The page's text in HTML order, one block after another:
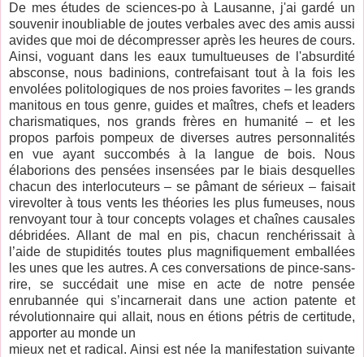
De mes études de sciences-po à Lausanne, j'ai gardé un
souvenir inoubliable de joutes verbales avec des amis aussi
avides que moi de décompresser après les heures de cours.
Ainsi, voguant dans les eaux tumultueuses de l'absurdité
absconse, nous badinions, contrefaisant tout à la fois les
envolées politologiques de nos proies favorites – les grands
manitous en tous genre, guides et maîtres, chefs et leaders
charismatiques, nos grands frères en humanité – et les
propos parfois pompeux de diverses autres personnalités
en vue ayant succombés à la langue de bois. Nous
élaborions des pensées insensées par le biais desquelles
chacun des interlocuteurs – se pâmant de sérieux – faisait
virevolter à tous vents les théories les plus fumeuses, nous
renvoyant tour à tour concepts volages et chaînes causales
débridées. Allant de mal en pis, chacun renchérissait à
l’aide de stupidités toutes plus magnifiquement emballées
les unes que les autres. A ces conversations de pince-sans-
rire, se succédait une mise en acte de notre pensée
enrubannée qui s’incarnerait dans une action patente et
révolutionnaire qui allait, nous en étions pétris de certitude,
apporter au monde un
mieux net et radical. Ainsi est née la manifestation suivante